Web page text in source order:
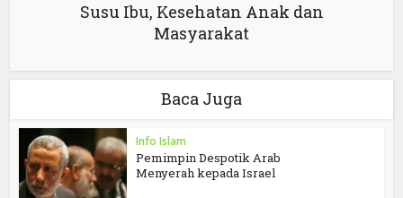
Susu Ibu, Kesehatan Anak dan
Masyarakat
Baca Juga
Info Islam
Pemimpin Despotik Arab
Menyerah kepada Israel